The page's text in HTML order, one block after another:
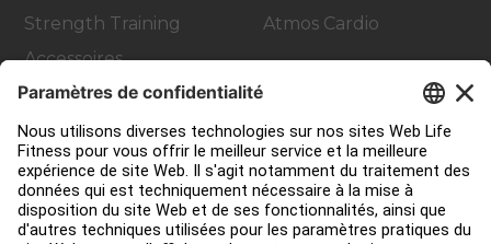
Strength Training
Accessoires
Atmos Cardio
Contact Service
Aménagement de club
Centre de services
Centre d’éducation